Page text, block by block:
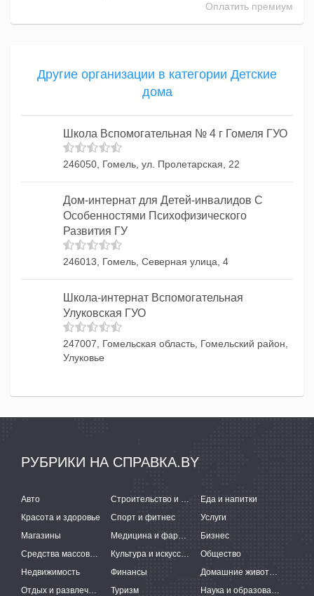
Оплатить премиум
Другие организации в категории Детские
дома
Школа Вспомогательная № 4 г Гомеля ГУО
246050, Гомель, ул. Пролетарская, 22
Дом-интернат для Детей-инвалидов С
Особенностями Психофизического
Развития ГУ
246013, Гомель, Северная улица, 4
Школа-интернат Вспомогательная
Улуковская ГУО
247007, Гомельская область, Гомельский район,
Улуковье
РУБРИКИ НА СПРАВКА.BY
Авто Строительство и ремонт
Еда и напитки
Красота и здоровье
Спорт и фитнес
Услуги
Магазины
Медицина и фармацевтика
Бизнес
Средства массовой информации
Культура и искусство
Общество
Недвижимость
Финансы
Домашние животные
Отдых и развлечения
Туризм Наука и образование